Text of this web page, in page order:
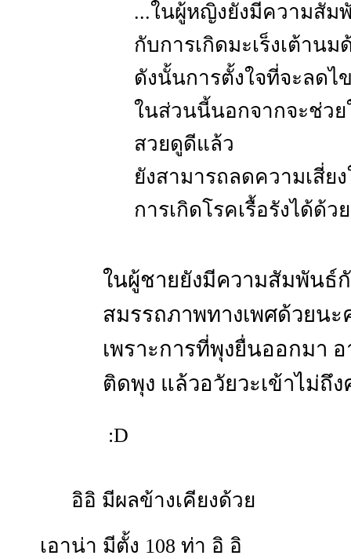
...ในผู้หญิงยังมีความสัม
กับการเกิดมะเร็งเต้านม
ดังนั้นการตั้งใจที่จะลดไ
ในส่วนนี้นอกจากจะช่วย
สวยดูดีแล้ว
ยังสามารถลดความเสี่ย
การเกิดโรคเรื้อรังได้ด้วย
ในผู้ชายยังมีความสัมพันธ์
สมรรถภาพทางเพศด้วยนะ
เพราะการที่พุงยื่นออกมา
ติดพุง แล้วอวัยวะเข้าไม่ถึ
:D
อิอิ มีผลข้างเคียงด้วย
เอาน่า มีตั้ง 108 ท่า อิ อิ